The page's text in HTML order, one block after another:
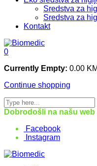
Sredstva za
Sredstva za
Kontakt
0
Currently Empty: 0.00 KM
Continue shopping
Dobrodošli na našu
Facebook
Instagram